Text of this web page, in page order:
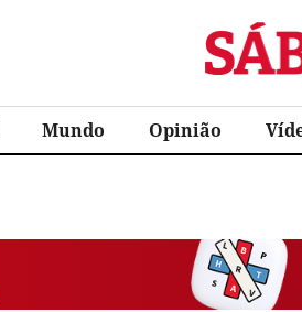
Sábado
Mundo Opinião